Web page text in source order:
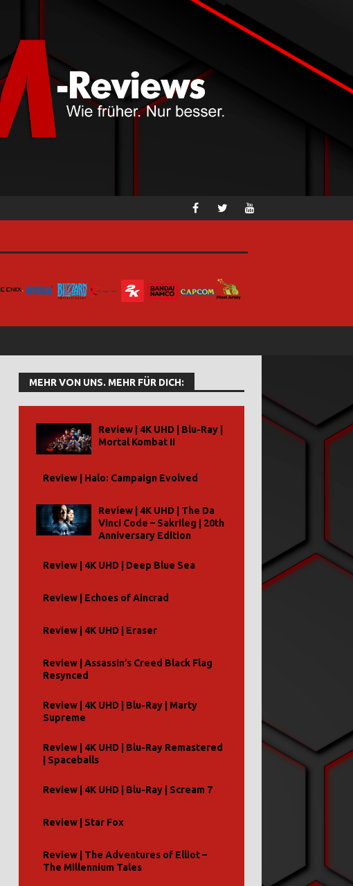
MEHR VON UNS. MEHR FÜR DICH:
Review | 4K UHD | Blu-Ray |
Mortal Kombat II
Review | Halo: Campaign Evolved
Review | 4K UHD | The Da
Vinci Code – Sakrileg | 20th
Anniversary Edition
Review | 4K UHD | Deep Blue Sea
Review | Echoes of Aincrad
Review | 4K UHD | Eraser
Review | Assassin’s Creed Black Flag
Resynced
Review | 4K UHD | Blu-Ray | Marty
Supreme
Review | 4K UHD | Blu-Ray Remastered
| Spaceballs
Review | 4K UHD | Blu-Ray | Scream 7
Review | Star Fox
Review | The Adventures of Elliot –
The Millennium Tales